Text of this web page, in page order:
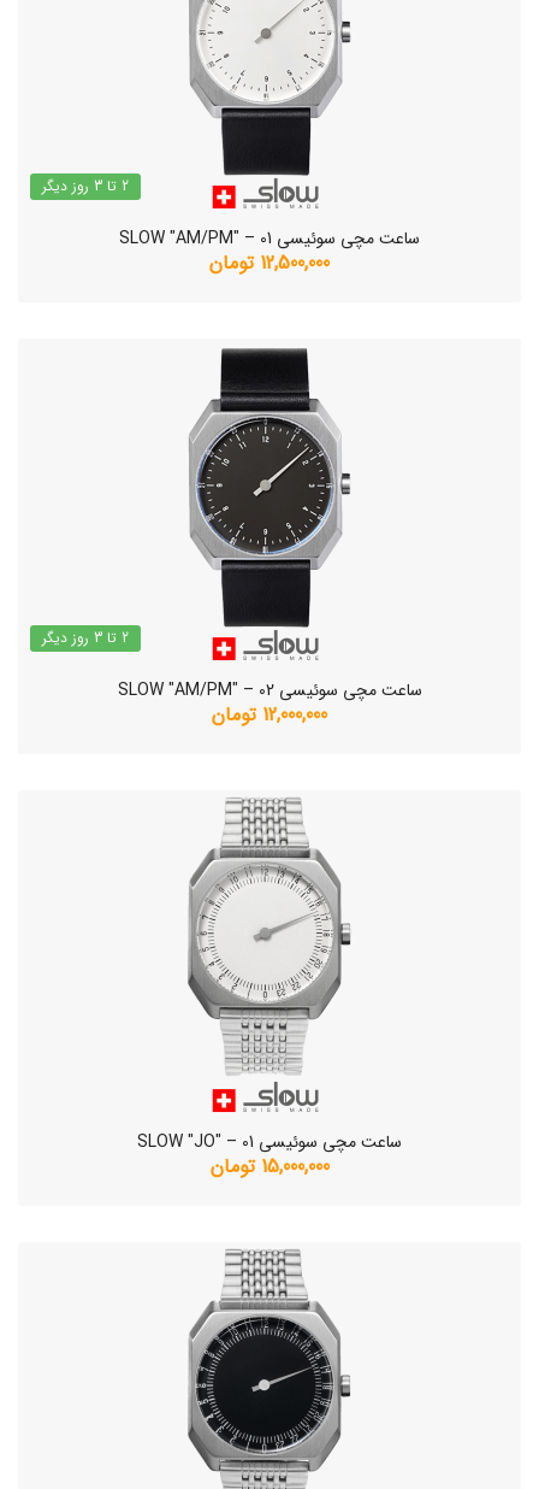
2 تا 3 روز دیگر
ساعت مچی سوئیسی SLOW "AM/PM" – 01
12,500,000 تومان
2 تا 3 روز دیگر
ساعت مچی سوئیسی SLOW "AM/PM" – 02
12,000,000 تومان
ساعت مچی سوئیسی SLOW "JO" – 01
15,000,000 تومان